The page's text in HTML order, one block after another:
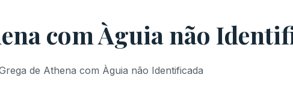
com Àguia não
de Athena com Àguia não Identificada